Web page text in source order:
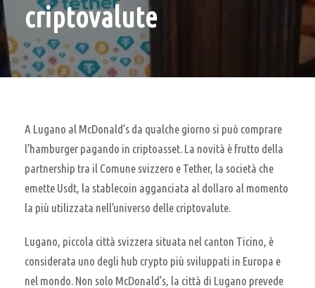
criptovalute
A Lugano al McDonald’s da qualche giorno si può comprare
l’hamburger pagando in criptoasset. La novità è frutto della
partnership tra il Comune svizzero e Tether, la società che
emette Usdt, la stablecoin agganciata al dollaro al momento
la più utilizzata nell’universo delle criptovalute.
Lugano, piccola città svizzera situata nel canton Ticino, è
considerata uno degli hub crypto più sviluppati in Europa e
nel mondo. Non solo McDonald’s, la città di Lugano prevede